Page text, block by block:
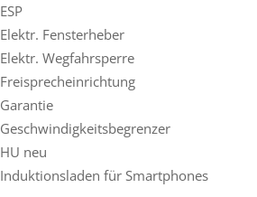
ESP
Elektr. Fensterheber
Elektr. Wegfahrsperre
Freisprecheinrichtung
Garantie
Geschwindigkeitsbegrenzer
HU neu
Induktionsladen für Smartphones